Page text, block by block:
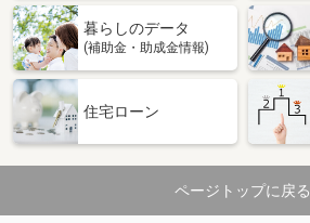
暮らしのデータ
(補助金・助成金情報)
住宅ローン
ページトップに戻る